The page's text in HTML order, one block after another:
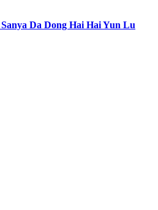
Da Dong Hai Hai Yun Lu